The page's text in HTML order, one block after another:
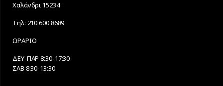
Χαλάνδρι 15234
Τηλ: 210 600 8689
ΩΡΑΡΙΟ
ΔΕΥ-ΠΑΡ 8:30-17:30
ΣΑΒ 8:30-13:30